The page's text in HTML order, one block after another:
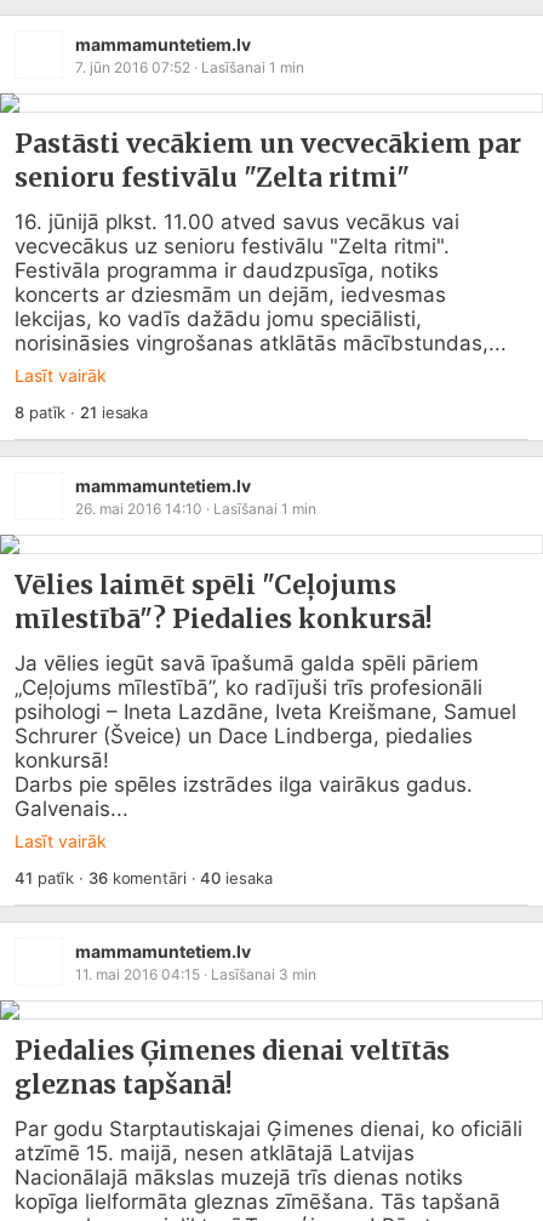
mammamuntetiem.lv
7. jūn 2016 07:52 · Lasīšanai 1 min
Pastāsti vecākiem un vecvecākiem par
senioru festivālu "Zelta ritmi"
16. jūnijā plkst. 11.00 atved savus vecākus vai
vecvecākus uz senioru festivālu "Zelta ritmi".
Festivāla programma ir daudzpusīga, notiks
koncerts ar dziesmām un dejām, iedvesmas
lekcijas, ko vadīs dažādu jomu speciālisti,
norisināsies vingrošanas atklātās mācībstundas,...
Lasīt vairāk
8patīk · 21 iesaka
mammamuntetiem.lv
26. mai 2016 14:10 · Lasīšanai 1 min
Vēlies laimēt spēli "Ceļojums
mīlestībā"? Piedalies konkursā!
Ja vēlies iegūt savā īpašumā galda spēli pāriem
„Ceļojums mīlestībā”, ko radījuši trīs profesionāli
psihologi – Ineta Lazdāne, Iveta Kreišmane, Samuel
Schrurer (Šveice) un Dace Lindberga, piedalies
konkursā!
Darbs pie spēles izstrādes ilga vairākus gadus.
Galvenais...
Lasīt vairāk
41 patīk · 36komentāri ·40 iesaka
mammamuntetiem.lv
11. mai 2016 04:15 · Lasīšanai 3 min
Piedalies Ģimenes dienai veltītās
gleznas tapšanā!
Par godu Starptautiskajai Ģimenes dienai, ko oficiāli
atzīmē 15. maijā, nesen atklātajā Latvijas
Nacionālajā mākslas muzejā trīs dienas notiks
kopīga lielformāta gleznas zīmēšana. Tās tapšanā